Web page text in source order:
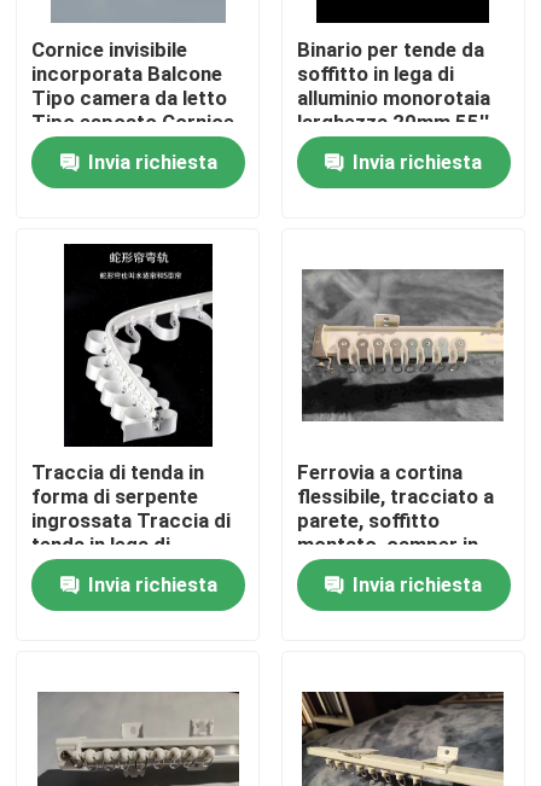
Casa
Prodotti
Video
Circa noi
Giro della fabbrica
Controllo di qualità
Contattici
Abbigliamento moda usato
Abbigliamento per bambini primari
Cornice invisibile
incorporata Balcone
Tipo camera da letto
Tipo esposto Cornice
serpente
Invia richiesta
Binario per tende da
soffitto in lega di
alluminio monorotaia
larghezza 20mm 55''
Invia richiesta
Traccia di tenda in
forma di serpente
ingrossata Traccia di
tenda in lega di
alluminio
Invia richiesta
Ferrovia a cortina
flessibile, tracciato a
parete, soffitto
montato, camper in
alluminio, bianco
Invia richiesta